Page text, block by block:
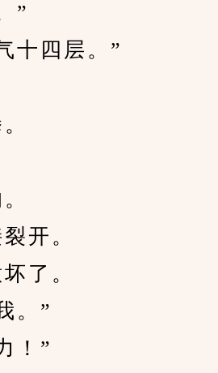
”
四层。”
开。
了。
。”
！”